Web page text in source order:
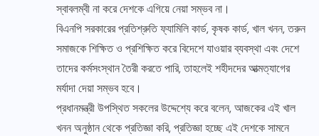
স্বাবলম্বী না করে দেশকে এগিয়ে নেয়া সম্ভব না।
বিএনপি সরকারের প্রতিশ্রুতি ফ্যামিলি কার্ড, কৃষক কার্ড, খাল খনন, তরুন
সমাজকে শিক্ষিত ও প্রশিক্ষিত করে বিদেশে যাওয়ার ব্যবস্থা এবং দেশে
তাদের কর্মসংস্থান তৈরী করতে পারি, তাহলেই শহীদদের আত্মত্যাগের
মর্যাদা দেয়া সম্ভব হবে।
প্রধানমন্ত্রী উপস্থিত সকলের উদ্দেশ্যে করে বলেন, আজকের এই খাল
খনন অনুষ্ঠান থেকে প্রতিজ্ঞা করি, প্রতিজ্ঞা হচ্ছে এই দেশকে সামনে